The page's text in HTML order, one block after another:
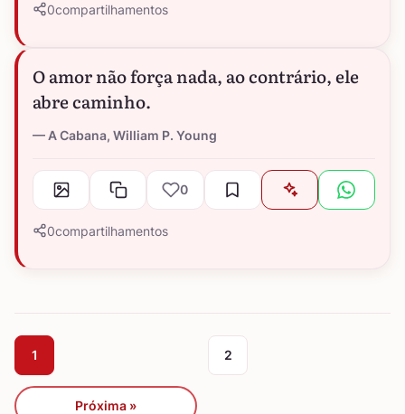
0compartilhamentos
O amor não força nada, ao contrário, ele
abre caminho.
A Cabana, William P. Young
0
0compartilhamentos
1 2
Próxima »